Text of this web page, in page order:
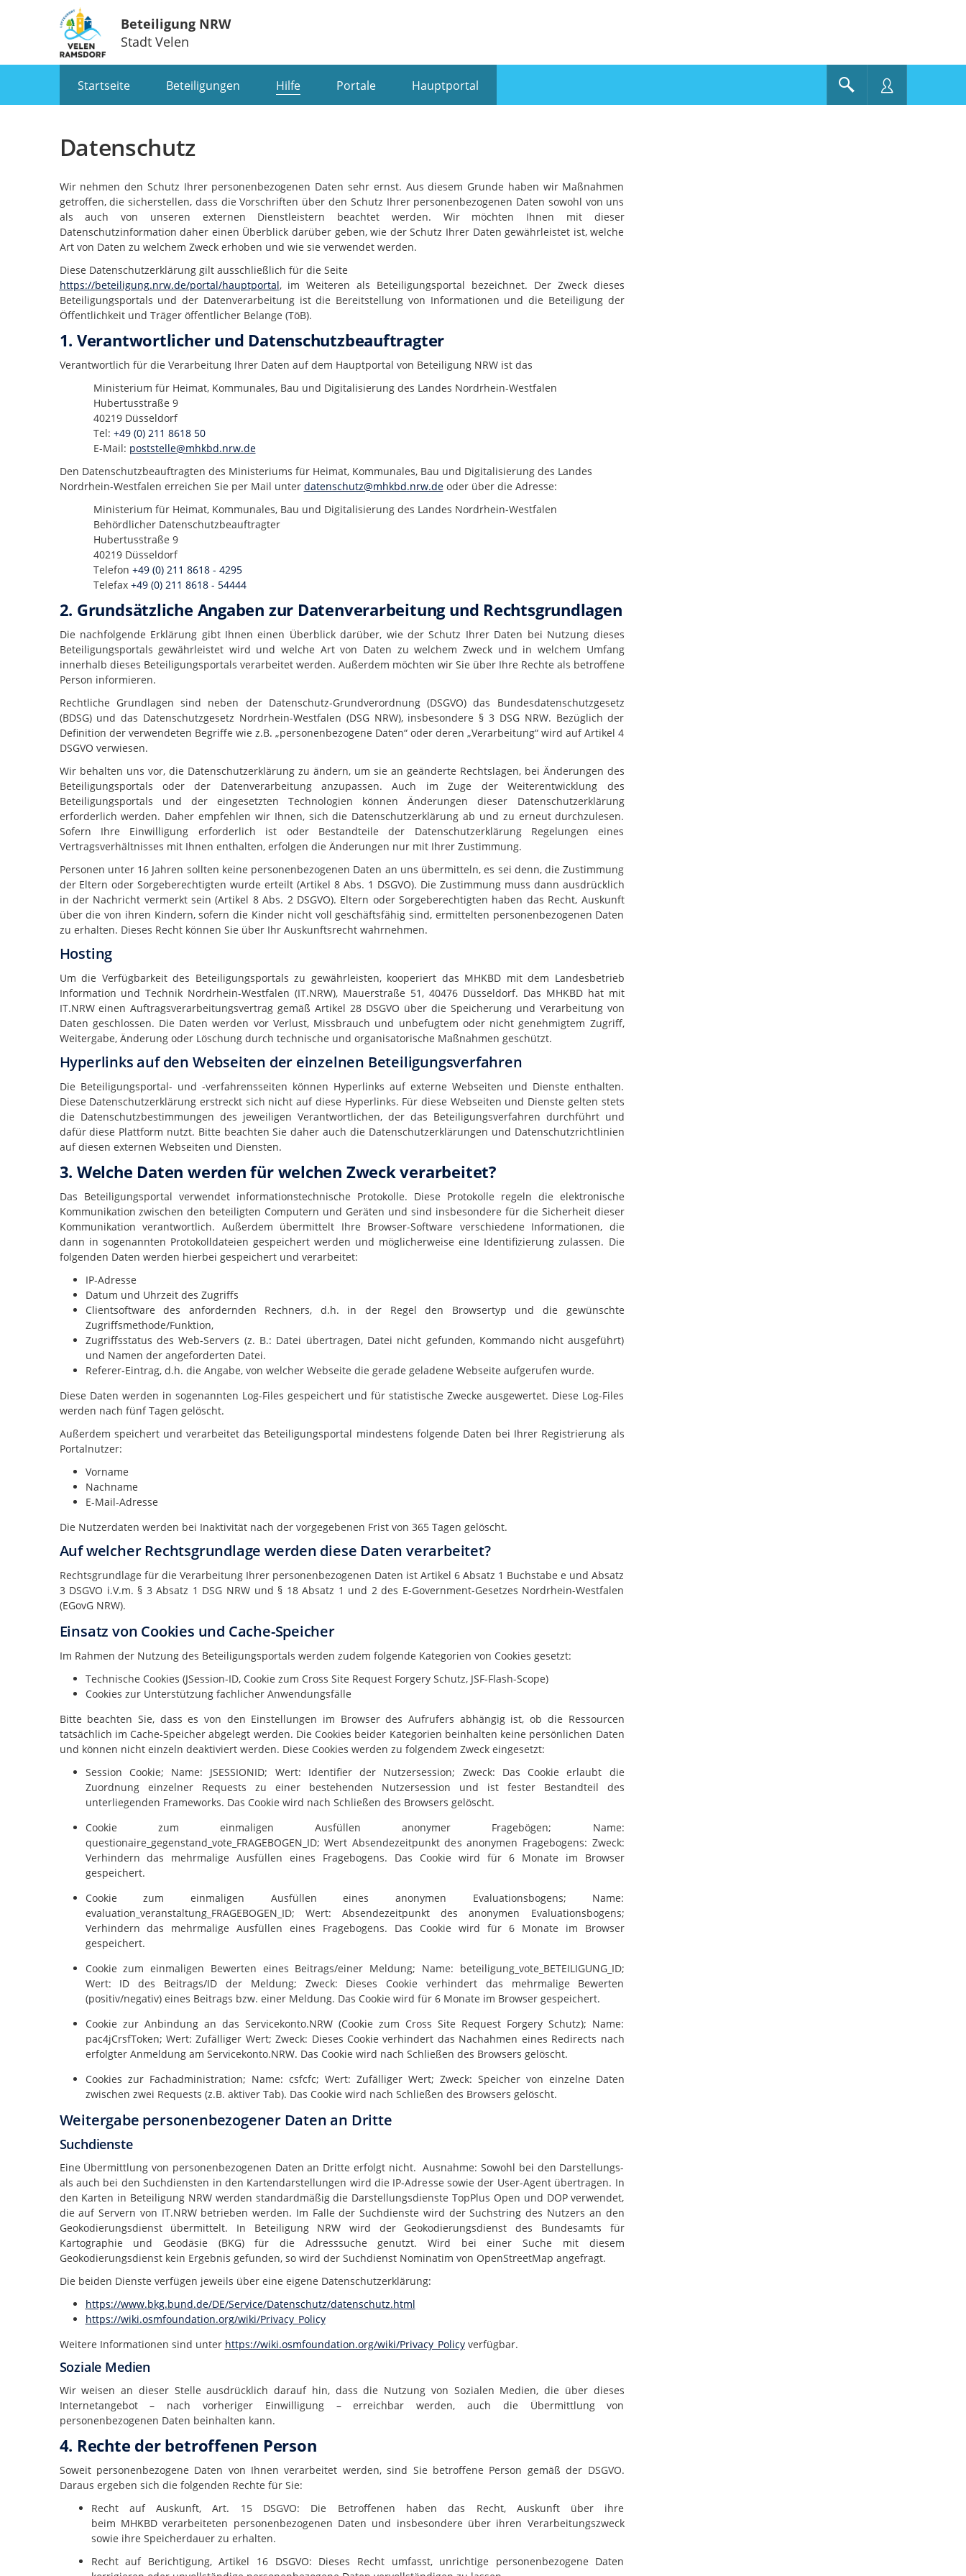
Beteiligung NRW
Stadt Velen
Startseite Beteiligungen Hilfe Portale Hauptportal
Datenschutz
Wir nehmen den Schutz Ihrer personenbezogenen Daten sehr ernst. Aus diesem Grunde haben wir Maßnahmen
getroffen, die sicherstellen, dass die Vorschriften über den Schutz Ihrer personenbezogenen Daten sowohl von uns
als auch von unseren externen Dienstleistern beachtet werden. Wir möchten Ihnen mit dieser
Datenschutzinformation daher einen Überblick darüber geben, wie der Schutz Ihrer Daten gewährleistet ist, welche
Art von Daten zu welchem Zweck erhoben und wie sie verwendet werden.
Diese Datenschutzerklärung gilt ausschließlich für die Seite
https://beteiligung.nrw.de/portal/hauptportal, im Weiteren als Beteiligungsportal bezeichnet. Der Zweck dieses
Beteiligungsportals und der Datenverarbeitung ist die Bereitstellung von Informationen und die Beteiligung der
Öffentlichkeit und Träger öffentlicher Belange (TöB).
1. Verantwortlicher und Datenschutzbeauftragter
Verantwortlich für die Verarbeitung Ihrer Daten auf dem Hauptportal von Beteiligung NRW ist das
Ministerium für Heimat, Kommunales, Bau und Digitalisierung des Landes Nordrhein-Westfalen
Hubertusstraße 9
40219 Düsseldorf
Tel: +49 (0) 211 8618 50
E-Mail: poststelle@mhkbd.nrw.de
Den Datenschutzbeauftragten des Ministeriums für Heimat, Kommunales, Bau und Digitalisierung des Landes
Nordrhein-Westfalen erreichen Sie per Mail unter datenschutz@mhkbd.nrw.deoder über die Adresse:
Ministerium für Heimat, Kommunales, Bau und Digitalisierung des Landes Nordrhein-Westfalen
Behördlicher Datenschutzbeauftragter
Hubertusstraße 9
40219 Düsseldorf
Telefon +49 (0) 211 8618 - 4295
Telefax +49 (0) 211 8618 - 54444
2. Grundsätzliche Angaben zur Datenverarbeitung und Rechtsgrundlagen
Die nachfolgende Erklärung gibt Ihnen einen Überblick darüber, wie der Schutz Ihrer Daten bei Nutzung dieses
Beteiligungsportals gewährleistet wird und welche Art von Daten zu welchem Zweck und in welchem Umfang
innerhalb dieses Beteiligungsportals verarbeitet werden. Außerdem möchten wir Sie über Ihre Rechte als betroffene
Person informieren.
Rechtliche Grundlagen sind neben der Datenschutz-Grundverordnung (DSGVO) das Bundesdatenschutzgesetz
(BDSG) und das Datenschutzgesetz Nordrhein-Westfalen (DSG NRW), insbesondere § 3 DSG NRW. Bezüglich der
Definition der verwendeten Begriffe wie z.B. „personenbezogene Daten“ oder deren „Verarbeitung“ wird auf Artikel 4
DSGVO verwiesen.
Wir behalten uns vor, die Datenschutzerklärung zu ändern, um sie an geänderte Rechtslagen, bei Änderungen des
Beteiligungsportals oder der Datenverarbeitung anzupassen. Auch im Zuge der Weiterentwicklung des
Beteiligungsportals und der eingesetzten Technologien können Änderungen dieser Datenschutzerklärung
erforderlich werden. Daher empfehlen wir Ihnen, sich die Datenschutzerklärung ab und zu erneut durchzulesen.
Sofern Ihre Einwilligung erforderlich ist oder Bestandteile der Datenschutzerklärung Regelungen eines
Vertragsverhältnisses mit Ihnen enthalten, erfolgen die Änderungen nur mit Ihrer Zustimmung.
Personen unter 16 Jahren sollten keine personenbezogenen Daten an uns übermitteln, es sei denn, die Zustimmung
der Eltern oder Sorgeberechtigten wurde erteilt (Artikel 8 Abs. 1 DSGVO). Die Zustimmung muss dann ausdrücklich
in der Nachricht vermerkt sein (Artikel 8 Abs. 2 DSGVO). Eltern oder Sorgeberechtigten haben das Recht, Auskunft
über die von ihren Kindern, sofern die Kinder nicht voll geschäftsfähig sind, ermittelten personenbezogenen Daten
zu erhalten. Dieses Recht können Sie über Ihr Auskunftsrecht wahrnehmen.
Hosting
Um die Verfügbarkeit des Beteiligungsportals zu gewährleisten, kooperiert das MHKBD mit dem Landesbetrieb
Information und Technik Nordrhein-Westfalen (IT.NRW), Mauerstraße 51, 40476 Düsseldorf. Das MHKBD hat mit
IT.NRW einen Auftragsverarbeitungsvertrag gemäß Artikel 28 DSGVO über die Speicherung und Verarbeitung von
Daten geschlossen. Die Daten werden vor Verlust, Missbrauch und unbefugtem oder nicht genehmigtem Zugriff,
Weitergabe, Änderung oder Löschung durch technische und organisatorische Maßnahmen geschützt.
Hyperlinks auf den Webseiten der einzelnen Beteiligungsverfahren
Die Beteiligungsportal- und -verfahrensseiten können Hyperlinks auf externe Webseiten und Dienste enthalten.
Diese Datenschutzerklärung erstreckt sich nicht auf diese Hyperlinks. Für diese Webseiten und Dienste gelten stets
die Datenschutzbestimmungen des jeweiligen Verantwortlichen, der das Beteiligungsverfahren durchführt und
dafür diese Plattform nutzt. Bitte beachten Sie daher auch die Datenschutzerklärungen und Datenschutzrichtlinien
auf diesen externen Webseiten und Diensten.
3. Welche Daten werden für welchen Zweck verarbeitet?
Das Beteiligungsportal verwendet informationstechnische Protokolle. Diese Protokolle regeln die elektronische
Kommunikation zwischen den beteiligten Computern und Geräten und sind insbesondere für die Sicherheit dieser
Kommunikation verantwortlich. Außerdem übermittelt Ihre Browser-Software verschiedene Informationen, die
dann in sogenannten Protokolldateien gespeichert werden und möglicherweise eine Identifizierung zulassen. Die
folgenden Daten werden hierbei gespeichert und verarbeitet:
IP-Adresse
Datum und Uhrzeit des Zugriffs
Clientsoftware des anfordernden Rechners, d.h. in der Regel den Browsertyp und die gewünschte
Zugriffsmethode/Funktion,
Zugriffsstatus des Web-Servers (z. B.: Datei übertragen, Datei nicht gefunden, Kommando nicht ausgeführt)
und Namen der angeforderten Datei.
Referer-Eintrag, d.h. die Angabe, von welcher Webseite die gerade geladene Webseite aufgerufen wurde.
Diese Daten werden in sogenannten Log-Files gespeichert und für statistische Zwecke ausgewertet. Diese Log-Files
werden nach fünf Tagen gelöscht.
Außerdem speichert und verarbeitet das Beteiligungsportal mindestens folgende Daten bei Ihrer Registrierung als
Portalnutzer:
Vorname
Nachname
E-Mail-Adresse
Die Nutzerdaten werden bei Inaktivität nach der vorgegebenen Frist von 365 Tagen gelöscht.
Auf welcher Rechtsgrundlage werden diese Daten verarbeitet?
Rechtsgrundlage für die Verarbeitung Ihrer personenbezogenen Daten ist Artikel 6 Absatz 1 Buchstabe e und Absatz
3 DSGVO i.V.m. § 3 Absatz 1 DSG NRW und § 18 Absatz 1 und 2 des E-Government-Gesetzes Nordrhein-Westfalen
(EGovG NRW).
Einsatz von Cookies und Cache-Speicher
Im Rahmen der Nutzung des Beteiligungsportals werden zudem folgende Kategorien von Cookies gesetzt:
Technische Cookies (JSession-ID, Cookie zum Cross Site Request Forgery Schutz, JSF-Flash-Scope)
Cookies zur Unterstützung fachlicher Anwendungsfälle
Bitte beachten Sie, dass es von den Einstellungen im Browser des Aufrufers abhängig ist, ob die Ressourcen
tatsächlich im Cache-Speicher abgelegt werden. Die Cookies beider Kategorien beinhalten keine persönlichen Daten
und können nicht einzeln deaktiviert werden. Diese Cookies werden zu folgendem Zweck eingesetzt:
Session Cookie; Name: JSESSIONID; Wert: Identifier der Nutzersession; Zweck: Das Cookie erlaubt die
Zuordnung einzelner Requests zu einer bestehenden Nutzersession und ist fester Bestandteil des
unterliegenden Frameworks. Das Cookie wird nach Schließen des Browsers gelöscht.
Cookie zum einmaligen Ausfüllen anonymer Fragebögen; Name:
questionaire_gegenstand_vote_FRAGEBOGEN_ID; Wert Absendezeitpunkt des anonymen Fragebogens: Zweck:
Verhindern das mehrmalige Ausfüllen eines Fragebogens. Das Cookie wird für 6 Monate im Browser
gespeichert.
Cookie zum einmaligen Ausfüllen eines anonymen Evaluationsbogens; Name:
evaluation_veranstaltung_FRAGEBOGEN_ID; Wert: Absendezeitpunkt des anonymen Evaluationsbogens;
Verhindern das mehrmalige Ausfüllen eines Fragebogens. Das Cookie wird für 6 Monate im Browser
gespeichert.
Cookie zum einmaligen Bewerten eines Beitrags/einer Meldung; Name: beteiligung_vote_BETEILIGUNG_ID;
Wert: ID des Beitrags/ID der Meldung; Zweck: Dieses Cookie verhindert das mehrmalige Bewerten
(positiv/negativ) eines Beitrags bzw. einer Meldung. Das Cookie wird für 6 Monate im Browser gespeichert.
Cookie zur Anbindung an das Servicekonto.NRW (Cookie zum Cross Site Request Forgery Schutz); Name:
pac4jCrsfToken; Wert: Zufälliger Wert; Zweck: Dieses Cookie verhindert das Nachahmen eines Redirects nach
erfolgter Anmeldung am Servicekonto.NRW. Das Cookie wird nach Schließen des Browsers gelöscht.
Cookies zur Fachadministration; Name: csfcfc; Wert: Zufälliger Wert; Zweck: Speicher von einzelne Daten
zwischen zwei Requests (z.B. aktiver Tab). Das Cookie wird nach Schließen des Browsers gelöscht.
Weitergabe personenbezogener Daten an Dritte
Suchdienste
Eine Übermittlung von personenbezogenen Daten an Dritte erfolgt nicht. Ausnahme: Sowohl bei den Darstellungs-
als auch bei den Suchdiensten in den Kartendarstellungen wird die IP-Adresse sowie der User-Agent übertragen. In
den Karten in Beteiligung NRW werden standardmäßig die Darstellungsdienste TopPlus Open und DOP verwendet,
die auf Servern von IT.NRWbetrieben werden. Im Falle der Suchdienste wird der Suchstring des Nutzers an den
Geokodierungsdienst übermittelt. In Beteiligung NRW wird der Geokodierungsdienst des Bundesamts für
Kartographie und Geodäsie (BKG) für die Adresssuche genutzt. Wird bei einer Suche mit diesem
Geokodierungsdienst kein Ergebnis gefunden, so wird der Suchdienst Nominatim von OpenStreetMap angefragt.
Die beiden Dienste verfügen jeweils über eine eigene Datenschutzerklärung:
https://www.bkg.bund.de/DE/Service/Datenschutz/datenschutz.html
https://wiki.osmfoundation.org/wiki/Privacy_Policy
Weitere Informationen sind unter https://wiki.osmfoundation.org/wiki/Privacy_Policyverfügbar.
Soziale Medien
Wir weisen an dieser Stelle ausdrücklich darauf hin, dass die Nutzung von Sozialen Medien, die über dieses
Internetangebot – nach vorheriger Einwilligung – erreichbar werden, auch die Übermittlung von
personenbezogenen Daten beinhalten kann.
4. Rechte der betroffenen Person
Soweit personenbezogene Daten von Ihnen verarbeitet werden, sind Sie betroffene Person gemäß der DSGVO.
Daraus ergeben sich die folgenden Rechte für Sie:
Recht auf Auskunft, Art. 15 DSGVO: Die Betroffenen haben das Recht, Auskunft über ihre
beim MHKBDverarbeiteten personenbezogenen Daten und insbesondere über ihren Verarbeitungszweck
sowie ihre Speicherdauer zu erhalten.
Recht auf Berichtigung, Artikel 16 DSGVO: Dieses Recht umfasst, unrichtige personenbezogene Daten